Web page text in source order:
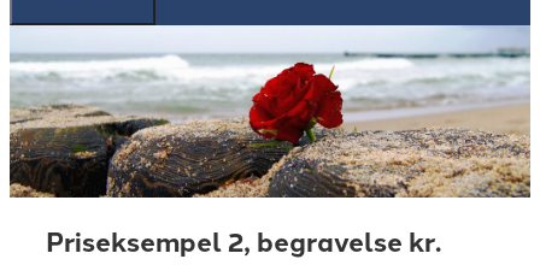
Priseksempel 2, begravelse kr.